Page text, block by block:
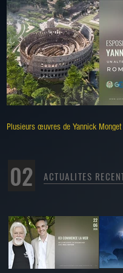
Plusieurs œuvres de Yannick
02 ACTUALITES